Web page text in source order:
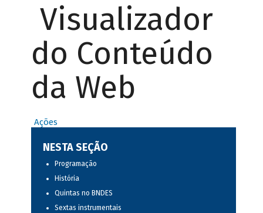
Visualizador
do Conteúdo
da Web
Ações
NESTA SEÇÃO
Programação
História
Quintas no BNDES
Sextas instrumentais